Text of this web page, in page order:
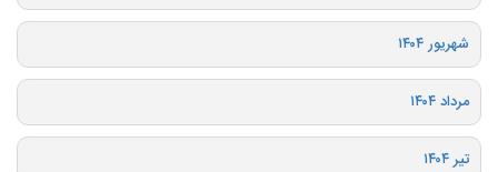
شهریور ۱۴۰۴
مرداد ۱۴۰۴
تیر ۱۴۰۴